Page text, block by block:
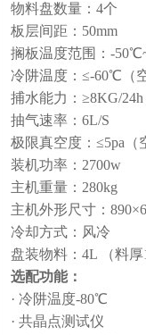
物料盘数量：4个
板层间距：50mm
搁板温度范围：-
冷阱温度：≤-60℃（
捕水能力：≥8KG/24h
抽气速率：6L/S
极限真空度：≤5pa（
装机功率：2700w
主机重量：280kg
主机外形尺寸：
冷却方式：风冷
盘装物料：4L （料厚
选配功能：
· 冷阱温度-80℃
· 共晶点测试仪